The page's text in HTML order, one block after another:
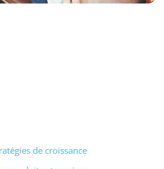
de croissance